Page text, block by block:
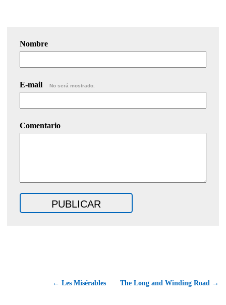
Nombre
E-mail No será mostrado.
Comentario
← Les Misérables The Long and Winding Road →